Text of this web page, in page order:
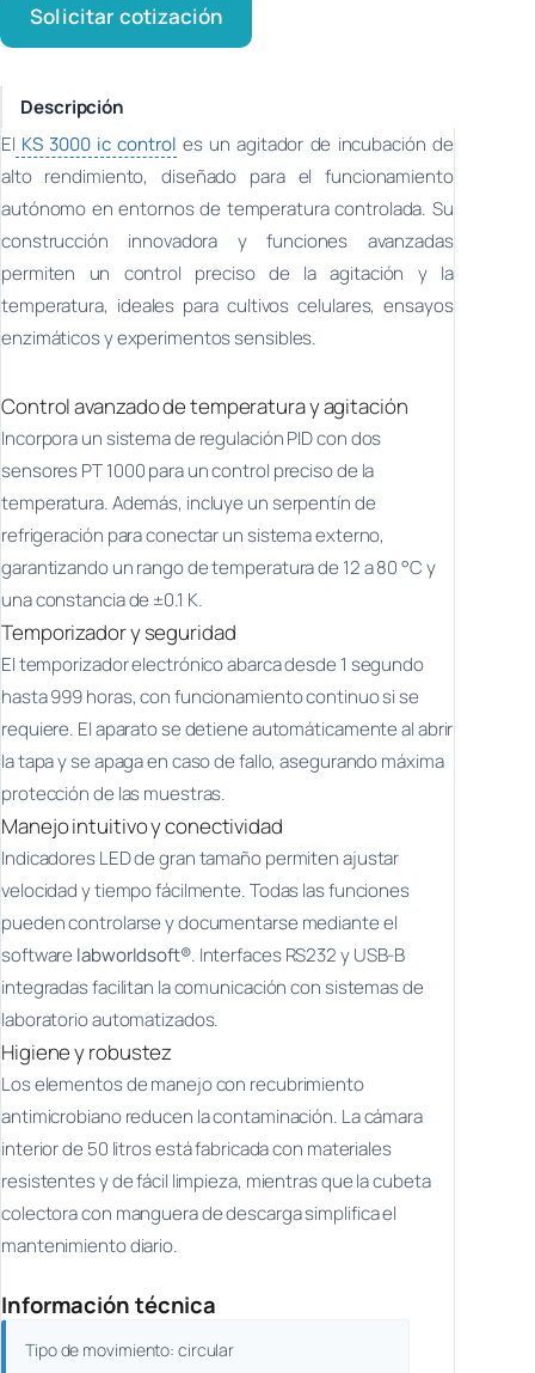
Solicitar cotización
Descripción
El KS 3000 ic control es un agitador de incubación de
alto rendimiento, diseñado para el funcionamiento
autónomo en entornos de temperatura controlada. Su
construcción innovadora y funciones avanzadas
permiten un control preciso de la agitación y la
temperatura, ideales para cultivos celulares, ensayos
enzimáticos y experimentos sensibles.
Control avanzado de temperatura y agitación
Incorpora un sistema de regulación PID con dos
sensores PT 1000 para un control preciso de la
temperatura. Además, incluye un serpentín de
refrigeración para conectar un sistema externo,
garantizando un rango de temperatura de 12 a 80 °C y
una constancia de ±0.1 K.
Temporizador y seguridad
El temporizador electrónico abarca desde 1 segundo
hasta 999 horas, con funcionamiento continuo si se
requiere. El aparato se detiene automáticamente al abrir
la tapa y se apaga en caso de fallo, asegurando máxima
protección de las muestras.
Manejo intuitivo y conectividad
Indicadores LED de gran tamaño permiten ajustar
velocidad y tiempo fácilmente. Todas las funciones
pueden controlarse y documentarse mediante el
software labworldsoft®. Interfaces RS232 y USB-B
integradas facilitan la comunicación con sistemas de
laboratorio automatizados.
Higiene y robustez
Los elementos de manejo con recubrimiento
antimicrobiano reducen la contaminación. La cámara
interior de 50 litros está fabricada con materiales
resistentes y de fácil limpieza, mientras que la cubeta
colectora con manguera de descarga simplifica el
mantenimiento diario.
Información técnica
Tipo de movimiento: circular